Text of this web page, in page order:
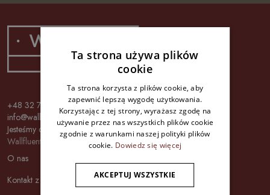
+48 32 700 37 17
info@wallfluent.pl
Jesteśmy dostępni Pon - Pt 8:00 - 16:00
Wallfluent
O nas
Kontakt z nami
Ta strona używa plików
cookie
Ta strona korzysta z plików cookie, aby
zapewnić lepszą wygodę użytkowania.
Korzystając z tej strony, wyrażasz zgodę na
używanie przez nas wszystkich plików cookie
zgodnie z warunkami naszej polityki plików
cookie. Dowiedz się więcej
AKCEPTUJ WSZYSTKIE